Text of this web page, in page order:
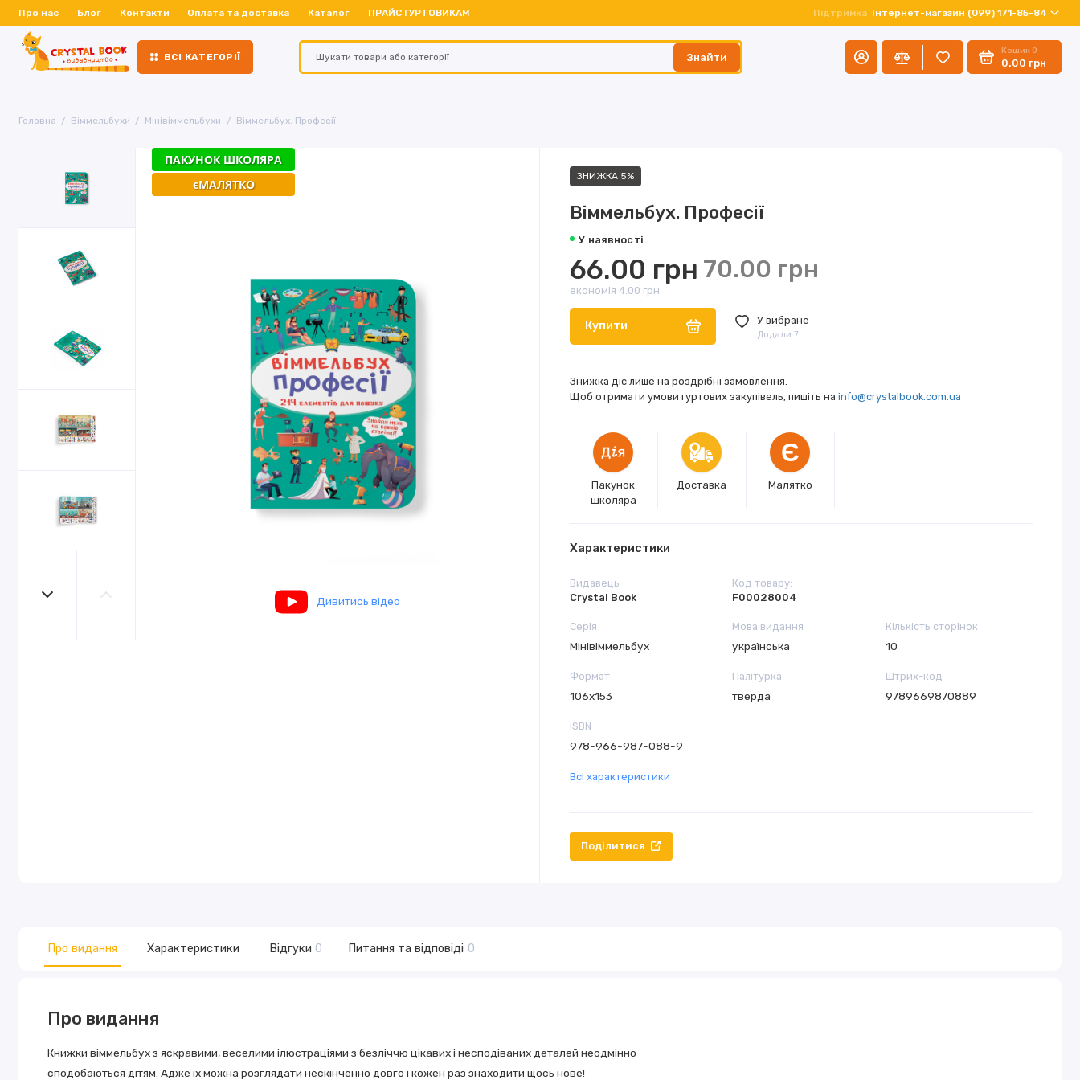
Про нас Блог Контакти Оплата та доставка Каталог ПРАЙС ГУРТОВИКАМ Підтримка Інтернет-магазин (099) 171-85-84
ВСІ КАТЕГОРІЇ Знайти
Кошик0
0.00 грн
Головна Віммельбухи Мінівіммельбухи Віммельбух. Професії
ПАКУНОК ШКОЛЯРА
єМАЛЯТКО
Дивитись відео
ЗНИЖКА 5%
Віммельбух. Професії
У наявності
66.00 грн 70.00 грн
економія 4.00 грн
Купити У вибране
Додали 7
Знижка діє лише на роздрібні замовлення.
Щоб отримати умови гуртових закупівель, пишіть на info@crystalbook.com.ua
Пакунок
школяра
Доставка
Є
Малятко
Характеристики
Видавець
Crystal Book
Код товару:
F00028004
Серія
Мінівіммельбух
Мова видання
українська
Кількість сторінок
10
Формат
106х153
Палітурка
тверда
Штрих-код
9789669870889
ISBN
978-966-987-088-9
Всі характеристики
Поділитися
Про видання Характеристики Відгуки 0 Питання та відповіді 0
Про видання
Книжки віммельбух з яскравими, веселими ілюстраціями з безліччю цікавих і несподіваних деталей неодмінно
сподобаються дітям. Адже їх можна розглядати нескінченно довго і кожен раз знаходити щось нове!